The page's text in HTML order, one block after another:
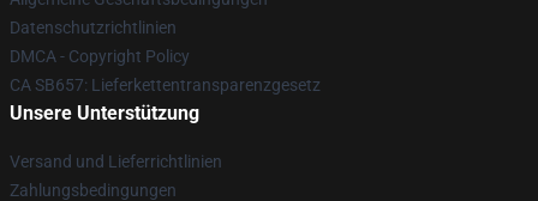
Datenschutzrichtlinien
DMCA - Copyright Policy
CA SB657: Lieferkettentransparenzgesetz
Unsere Unterstützung
Versand und Lieferrichtlinien
Zahlungsbedingungen